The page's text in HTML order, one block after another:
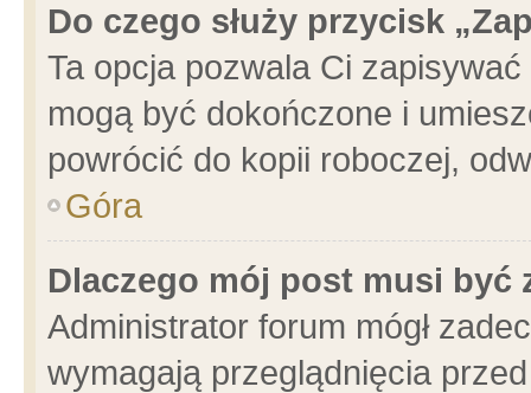
Do czego służy przycisk
Ta opcja pozwala Ci
mogą być dokończone i
powrócić do kopii roboczej,
Góra
Dlaczego mój post musi być
Administrator forum mógł
wymagają przeglądnięcia